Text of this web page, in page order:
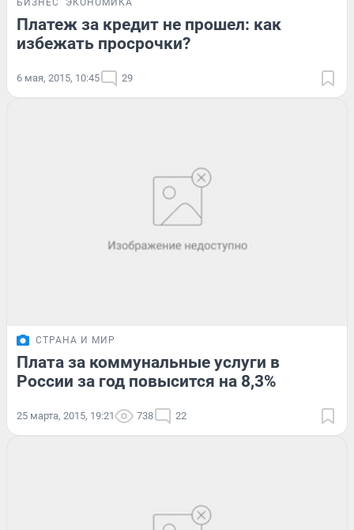
БИЗНЕС ЭКОНОМИКА
Платеж за кредит не прошел: как
избежать просрочки?
6 мая, 2015, 10:45 29
СТРАНА И МИР
Плата за коммунальные услуги в
России за год повысится на 8,3%
25 марта, 2015, 19:21 738 22